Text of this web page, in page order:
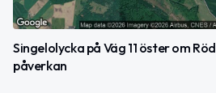
Singelolycka på Väg 11 öster om
påverkan